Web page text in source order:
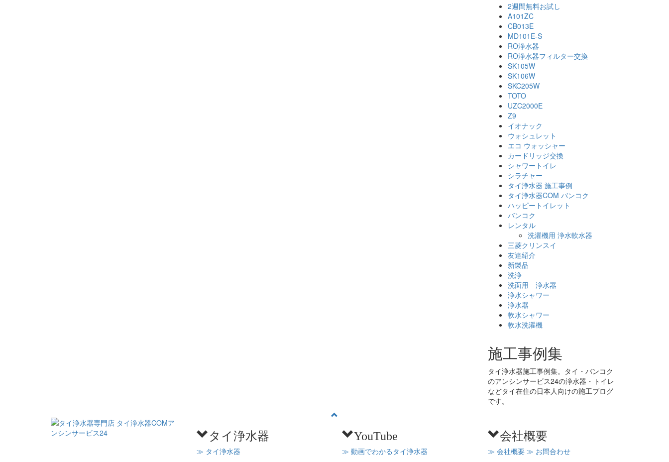
2週間無料お試し
A101ZC
CB013E
MD101E-S
RO浄水器
RO浄水器フィルター交換
SK105W
SK106W
SKC205W
TOTO
UZC2000E
Z9
イオナック
ウォシュレット
エコ ウォッシャー
カードリッジ交換
シャワートイレ
シラチャー
タイ浄水器 施工事例
タイ浄水器COM バンコク
ハッピートイレット
バンコク
レンタル
洗濯機用 浄水軟水器
三菱クリンスイ
友達紹介
新製品
洗浄
洗面用 浄水器
浄水シャワー
浄水器
軟水シャワー
軟水洗濯機
施工事例集
タイ浄水器施工事例集。タイ・バンコク
のアンシンサービス24の浄水器・トイレ
などタイ在住の日本人向けの施工ブログ
です。
タイ浄水器
≫ タイ浄水器
YouTube
≫ 動画でわかるタイ浄水器
会社概要
≫ 会社概要 ≫ お問合わせ